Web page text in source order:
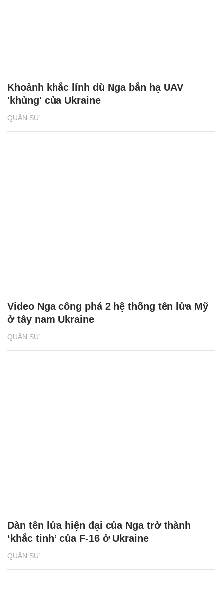
QUÂN SỰ
Khoảnh khắc lính dù Nga bắn hạ UAV
'khủng' của Ukraine
QUÂN SỰ
Video Nga công phá 2 hệ thống tên lửa Mỹ
ở tây nam Ukraine
QUÂN SỰ
Dàn tên lửa hiện đại của Nga trở thành
‘khắc tinh’ của F-16 ở Ukraine